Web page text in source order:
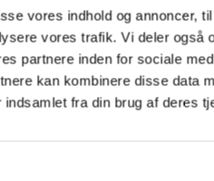
vores indhold og annoncer,
vores trafik. Vi deler også
partnere inden for sociale
kan kombinere disse data
fra din brug af deres
Sessio
n
HTTP
Cookie